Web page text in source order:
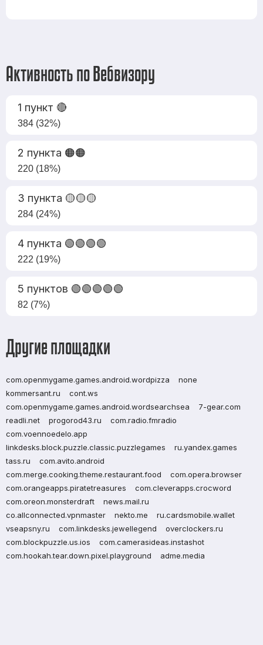
Активность по Вебвизору
1 пункт 🔴
384 (32%)
2 пункта 🟠🟠
220 (18%)
3 пункта 🟡🟡🟡
284 (24%)
4 пункта 🟢🟢🟢🟢
222 (19%)
5 пунктов 🟢🟢🟢🟢🟢
82 (7%)
Другие площадки
com.openmygame.games.android.wordpizza
none
kommersant.ru
cont.ws
com.openmygame.games.android.wordsearchsea
7-gear.com
readli.net
progorod43.ru
com.radio.fmradio
com.voennoedelo.app
linkdesks.block.puzzle.classic.puzzlegames
ru.yandex.games
tass.ru
com.avito.android
com.merge.cooking.theme.restaurant.food
com.opera.browser
com.orangeapps.piratetreasures
com.cleverapps.crocword
com.oreon.monsterdraft
news.mail.ru
co.allconnected.vpnmaster
nekto.me
ru.cardsmobile.wallet
vseapsny.ru
com.linkdesks.jewellegend
overclockers.ru
com.blockpuzzle.us.ios
com.camerasideas.instashot
com.hookah.tear.down.pixel.playground
adme.media